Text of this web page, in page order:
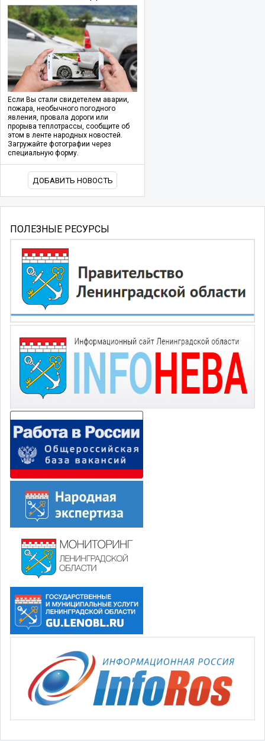
Если Вы стали свидетелем аварии,
пожара, необычного погодного
явления, провала дороги или
прорыва теплотрассы, сообщите об
этом в ленте народных новостей.
Загружайте фотографии через
специальную форму.
ДОБАВИТЬ НОВОСТЬ
ПОЛЕЗНЫЕ РЕСУРСЫ